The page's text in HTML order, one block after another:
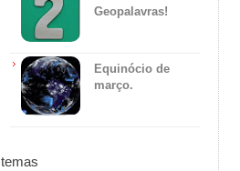
Geopalavras!
Equinócio de
março.
temas